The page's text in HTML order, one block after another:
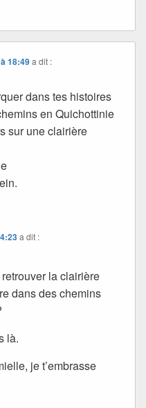
18:49 a dit :
dans tes histoires
en Quichottinie
sur une clairière
a dit :
la clairière
dans des chemins
là.
je t’embrasse